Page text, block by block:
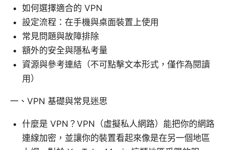
如何選擇適合的 VPN
設定流程：在手機與桌面裝置上使用
常見問題與故障排除
額外的安全與隱私考量
資源與參考連結（不可點擊文本形式，僅作為閱讀
用）
一、VPN 基礎與常見迷思
什麼是 VPN？VPN（虛擬私人網路）能把你的網路
連線加密，並讓你的裝置看起來像是在另一個地區